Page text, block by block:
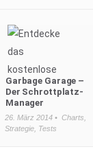
Garbage Garage –
Der Schrottplatz-
Manager
26. März 2014 • Charts
Strategie, Tests